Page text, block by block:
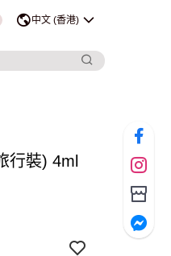
中文 (香港)
行裝) 4ml